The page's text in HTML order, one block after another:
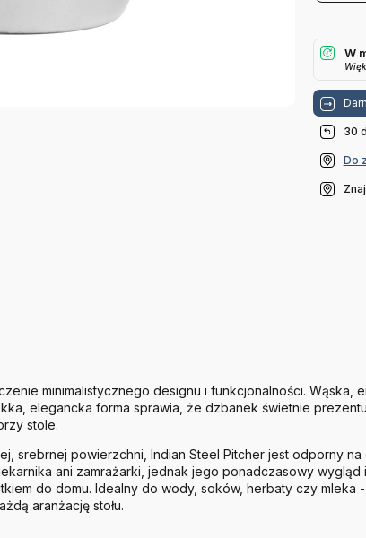
W
30
Do
minimalistycznego designu i funkcjonalności. Wąska,
elegancka forma sprawia, że dzbanek świetnie
stole.
srebrnej powierzchni, Indian Steel Pitcher jest odporny
ani zamrażarki, jednak jego ponadczasowy wygląd
do domu. Idealny do wody, soków, herbaty czy mleka
aranżację stołu.